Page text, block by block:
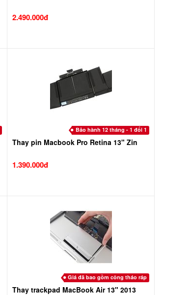
2.490.000đ
Bảo hành 12 tháng - 1 đổi 1
Thay pin Macbook Pro Retina 13" Zin
1.390.000đ
Giá đã bao gồm công tháo ráp
Thay trackpad MacBook Air 13" 2013